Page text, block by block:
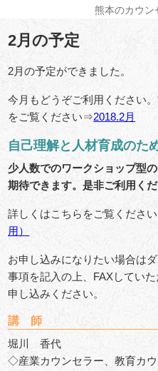
熊本のカウン
2月の予定
2月の予定ができました。
今月もどうぞご利用ください
をご覧ください⇒2018.2月
自己理解と人材育成のた
少人数でのワークショップ型
期待できます。是非ご利用くだ
詳しくはこちらをご覧くださ
用）
お申し込みになりたい場合は
事項を記入の上、FAXしてい
申し込みください。
講 師
堀川 香代
◇産業カウンセラー、教育カ